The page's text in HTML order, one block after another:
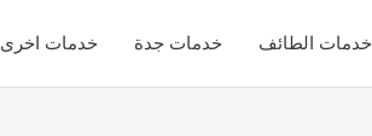
خدمات الطائف خدمات جدة خدمات اخرى